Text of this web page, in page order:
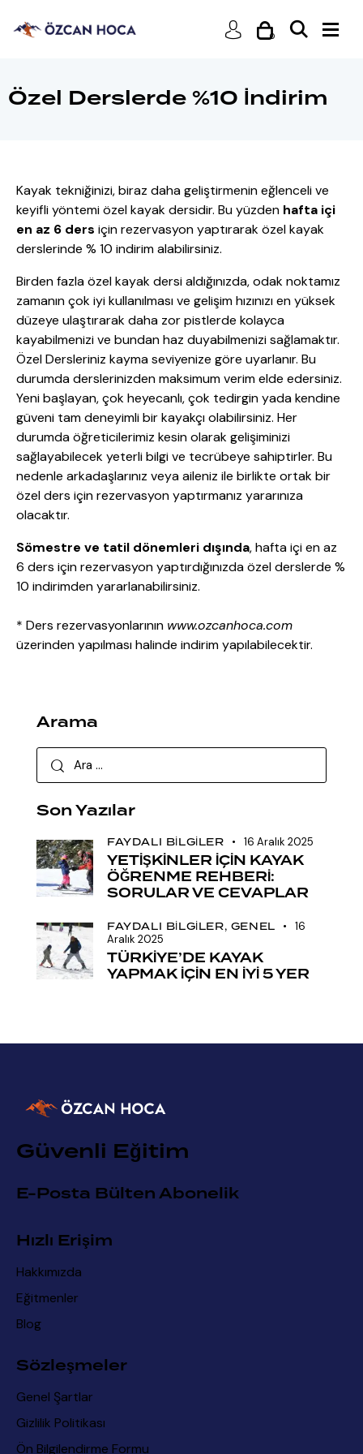
0
Özel Derslerde %10 İndirim
Kayak tekniğinizi, biraz daha geliştirmenin eğlenceli ve
keyifli yöntemi özel kayak dersidir. Bu yüzden hafta içi
en az 6 ders için rezervasyon yaptırarak özel kayak
derslerinde % 10 indirim alabilirsiniz.
Birden fazla özel kayak dersi aldığınızda, odak noktamız
zamanın çok iyi kullanılması ve gelişim hızınızı en yüksek
düzeye ulaştırarak daha zor pistlerde kolayca
kayabilmenizi ve bundan haz duyabilmenizi sağlamaktır.
Özel Dersleriniz kayma seviyenize göre uyarlanır. Bu
durumda derslerinizden maksimum verim elde edersiniz.
Yeni başlayan, çok heyecanlı, çok tedirgin yada kendine
güveni tam deneyimli bir kayakçı olabilirsiniz. Her
durumda öğreticilerimiz kesin olarak gelişiminizi
sağlayabilecek yeterli bilgi ve tecrübeye sahiptirler. Bu
nedenle arkadaşlarınız veya aileniz ile birlikte ortak bir
özel ders için rezervasyon yaptırmanız yararınıza
olacaktır.
Sömestre ve tatil dönemleri dışında, hafta içi en az
6 ders için rezervasyon yaptırdığınızda özel derslerde %
10 indirimden yararlanabilirsiniz.
* Ders rezervasyonlarının www.ozcanhoca.com
üzerinden yapılması halinde indirim yapılabilecektir.
Arama
Son Yazılar
FAYDALI BILGILER 16 Aralık 2025
YETİŞKİNLER İÇİN KAYAK
ÖĞRENME REHBERİ:
SORULAR VE CEVAPLAR
FAYDALI BILGILER, GENEL
16
Aralık 2025
TÜRKİYE’DE KAYAK
YAPMAK İÇİN EN İYİ 5 YER
Güvenli Eğitim
E-Posta Bülten Abonelik
Hızlı Erişim
Hakkımızda
Eğitmenler
Blog
Sözleşmeler
Genel Şartlar
Gizlilik Politikası
Ön Bilgilendirme Formu